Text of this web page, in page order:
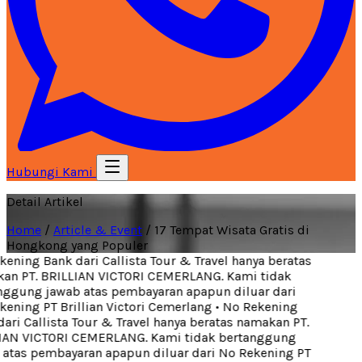
Hubungi Kami
Detail Artikel
Home / Article & Event / 17 Tempat Wisata Gratis di
Hongkong yang Populer
Bank dari Callista Tour & Travel hanya beratas
PT. BRILLIAN VICTORI CEMERLANG. Kami tidak
jawab atas pembayaran apapun diluar dari
PT Brillian Victori Cemerlang• No Rekening
Callista Tour & Travel hanya beratas namakan PT.
VICTORI CEMERLANG. Kami tidak bertanggung
pembayaran apapun diluar dari No Rekening PT